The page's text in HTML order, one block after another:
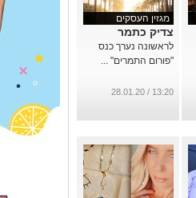
מגזין העסקים
צדיק כתמר
לראשונה נערך כנס
"פורום התמרים" ...
13:20 / 28.01.20